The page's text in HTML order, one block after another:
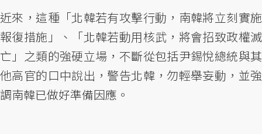
近來，這種「北韓若有攻擊行動，南韓將立刻實施
報復措施」、「北韓若動用核武，將會招致政權滅
亡」之類的強硬立場，不斷從包括尹錫悅總統與其
他高官的口中說出，警告北韓，勿輕舉妄動，並強
調南韓已做好準備因應。